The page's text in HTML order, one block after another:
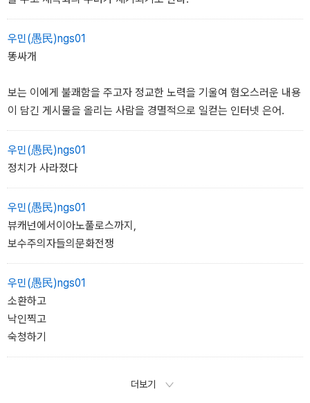
우민(愚民)ngs01
똥싸개
보는 이에게 불쾌함을 주고자 정교한 노력을 기울여 혐오스러운 내용
이 담긴 게시물을 올리는 사람을 경멸적으로 일컫는 인터넷 은어.
우민(愚民)ngs01
정치가 사라졌다
우민(愚民)ngs01
뷰캐넌에서이아노풀로스까지,
보수주의자들의문화전쟁
우민(愚民)ngs01
소환하고
낙인찍고
숙청하기
더보기